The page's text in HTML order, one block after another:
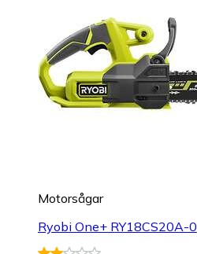
Motorsågar
Ryobi One+ RY18CS20A-0